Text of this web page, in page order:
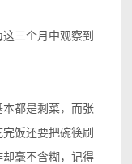
三个月中观察到
都是剩菜，而张
饭还要把碗筷刷
毫不含糊，记得